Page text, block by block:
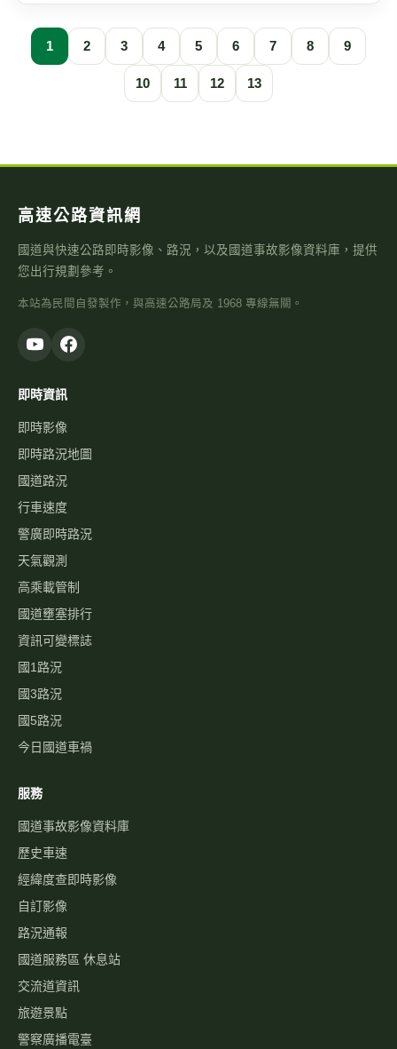
1 2 3 4 5 6 7 8 9
10 11 12 13
高速公路資訊網
國道與快速公路即時影像、路況，以及國道事故影像資料庫，提供
您出行規劃參考。
本站為民間自發製作，與高速公路局及 1968 專線無關。
即時資訊
即時影像
即時路況地圖
國道路況
行車速度
警廣即時路況
天氣觀測
高乘載管制
國道壅塞排行
資訊可變標誌
國1路況
國3路況
國5路況
今日國道車禍
服務
國道事故影像資料庫
歷史車速
經緯度查即時影像
自訂影像
路況通報
國道服務區 休息站
交流道資訊
旅遊景點
警察廣播電臺